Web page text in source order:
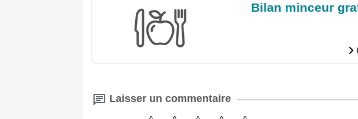
Bilan minceur
Laisser un commentaire